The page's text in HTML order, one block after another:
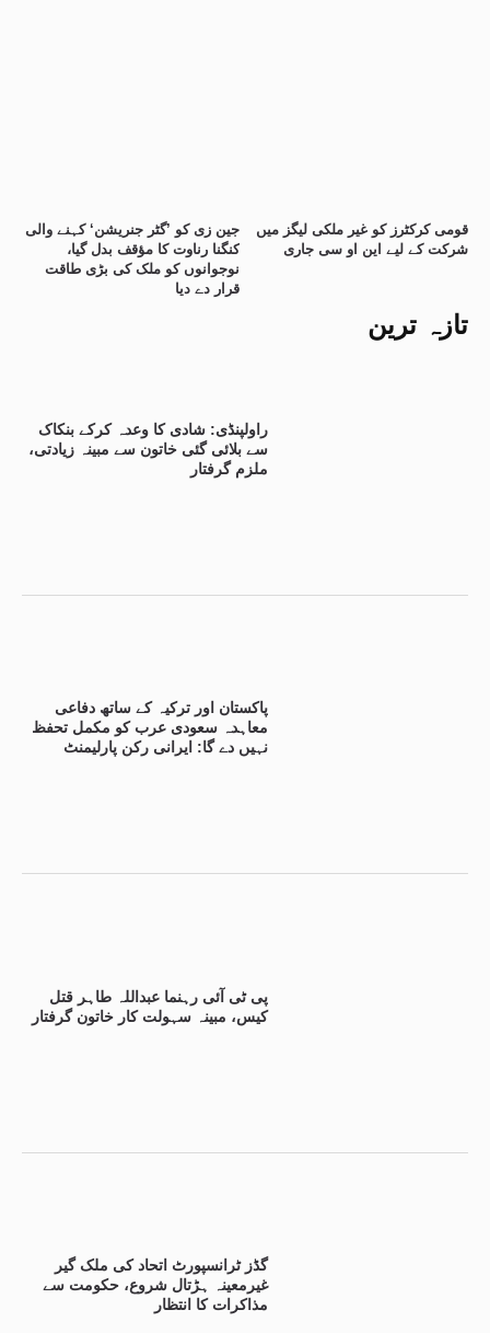
تازہ ترین
راولپنڈی: شادی کا وعدہ کرکے بنکاک
سے بلائی گئی خاتون سے مبینہ زیادتی،
ملزم گرفتار
پاکستان اور ترکیہ کے ساتھ دفاعی
معاہدہ سعودی عرب کو مکمل تحفظ
نہیں دے گا: ایرانی رکن پارلیمنٹ
پی ٹی آئی رہنما عبداللہ طاہر قتل
کیس، مبینہ سہولت کار خاتون گرفتار
گڈز ٹرانسپورٹ اتحاد کی ملک گیر
غیرمعینہ ہڑتال شروع، حکومت سے
مذاکرات کا انتظار
جین زی کو ’گٹر جنریشن‘ کہنے والی
کنگنا رناوت کا مؤقف بدل گیا،
نوجوانوں کو ملک کی بڑی طاقت
قرار دے دیا
قومی کرکٹرز کو غیر ملکی لیگز میں
شرکت کے لیے این او سی جاری